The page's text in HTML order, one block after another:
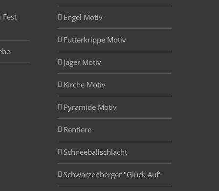
Fest
Engel Motiv
Futterkrippe Motiv
Jäger Motiv
Kirche Motiv
Pyramide Motiv
Rentiere
Schneeballschlacht
Schwarzenberger "Glück Auf"